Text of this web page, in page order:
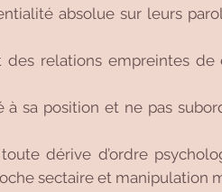
absolue sur leurs
des relations empreintes
à sa position et ne pas
dérive d’ordre
sectaire et manipulation